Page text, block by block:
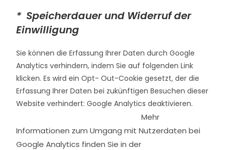
* Speicherdauer und Widerruf der
Einwilligung
Sie können die Erfassung Ihrer Daten durch Google
Analytics verhindern, indem Sie auf folgenden Link
klicken. Es wird ein Opt- Out-Cookie gesetzt, der die
Erfassung Ihrer Daten bei zukünftigen Besuchen dieser
Website verhindert: Google Analytics deaktivieren.
Mehr
Informationen zum Umgang mit Nutzerdaten bei
Google Analytics finden Sie in der